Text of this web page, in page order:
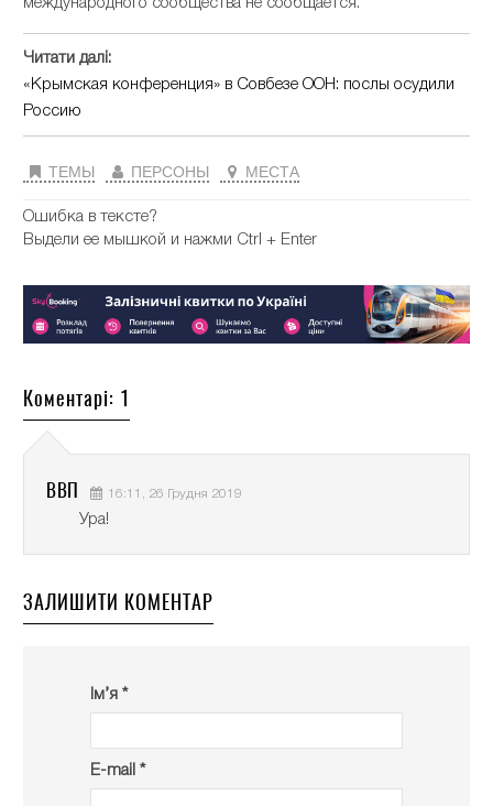
международного сообщества не сообщается.
Читати далі:
«Крымская конференция» в Совбезе ООН: послы осудили
Россию
ТЕМЫ ПЕРСОНЫ МЕСТА
Ошибка в тексте?
Выдели ее мышкой и нажми Ctrl + Enter
Коментарі: 1
ВВП 16:11, 26 Грудня 2019
Ура!
ЗАЛИШИТИ КОМЕНТАР
Ім’я *
E-mail *